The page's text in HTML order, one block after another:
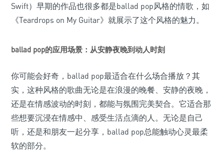
Swift）早期的作品也很多都是ballad pop风格的情歌，如
《Teardrops on My Guitar》就展示了这个风格的魅力。
ballad pop的应用场景：从安静夜晚到动人时刻
你可能会好奇，ballad pop最适合在什么场合播放？其
实，这种风格的歌曲无论是在浪漫的晚餐、安静的夜晚，
还是在情感波动的时刻，都能与氛围完美契合。它适合那
些想要沉浸在情感中、感受生活点滴的人。无论是自己
听，还是和朋友一起分享，ballad pop总能触动心灵最柔
软的部分。